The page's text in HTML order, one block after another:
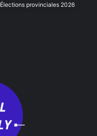
Élections provinciales 2026